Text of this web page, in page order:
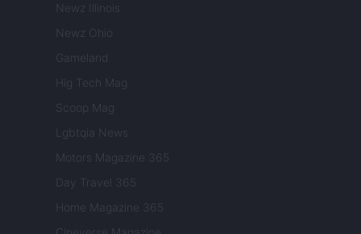
Newz Illinois
Newz Ohio
Gameland
Hig Tech Mag
Scoop Mag
Lgbtqia News
Motors Magazine 365
Day Travel 365
Home Magazine 365